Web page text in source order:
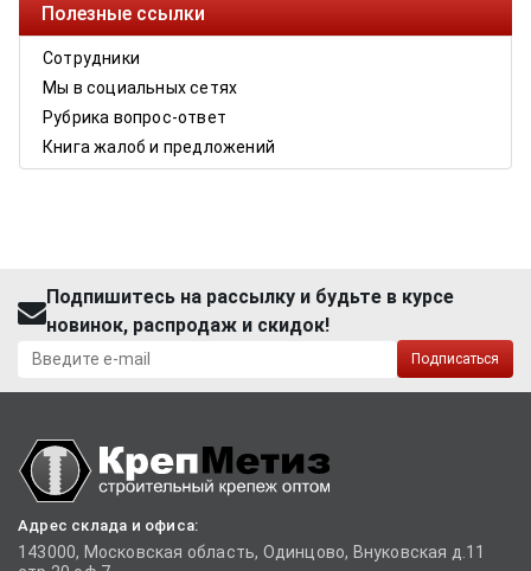
Полезные ссылки
Сотрудники
Мы в социальных сетях
Рубрика вопрос-ответ
Книга жалоб и предложений
Подпишитесь на рассылку и будьте в курсе
новинок, распродаж и скидок!
Подписаться
Адрес склада и офиса:
143000, Московская область, Одинцово, Внуковская д.11